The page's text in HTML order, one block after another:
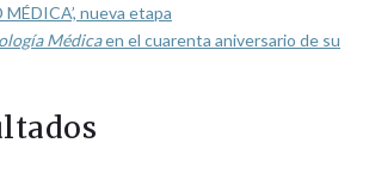
nueva etapa
Médicaen el cuarenta aniversario de su